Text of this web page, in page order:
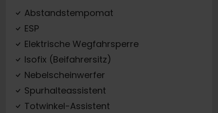
Abstandstempomat
ESP
Elektrische Wegfahrsperre
Isofix (Beifahrersitz)
Nebelscheinwerfer
Spurhalteassistent
Totwinkel-Assistent